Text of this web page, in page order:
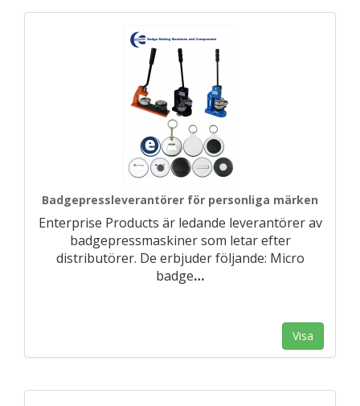
Badgepressleverantörer för personliga märken
Enterprise Products är ledande leverantörer av
badgepressmaskiner som letar efter
distributörer. De erbjuder följande: Micro
badge…
Visa